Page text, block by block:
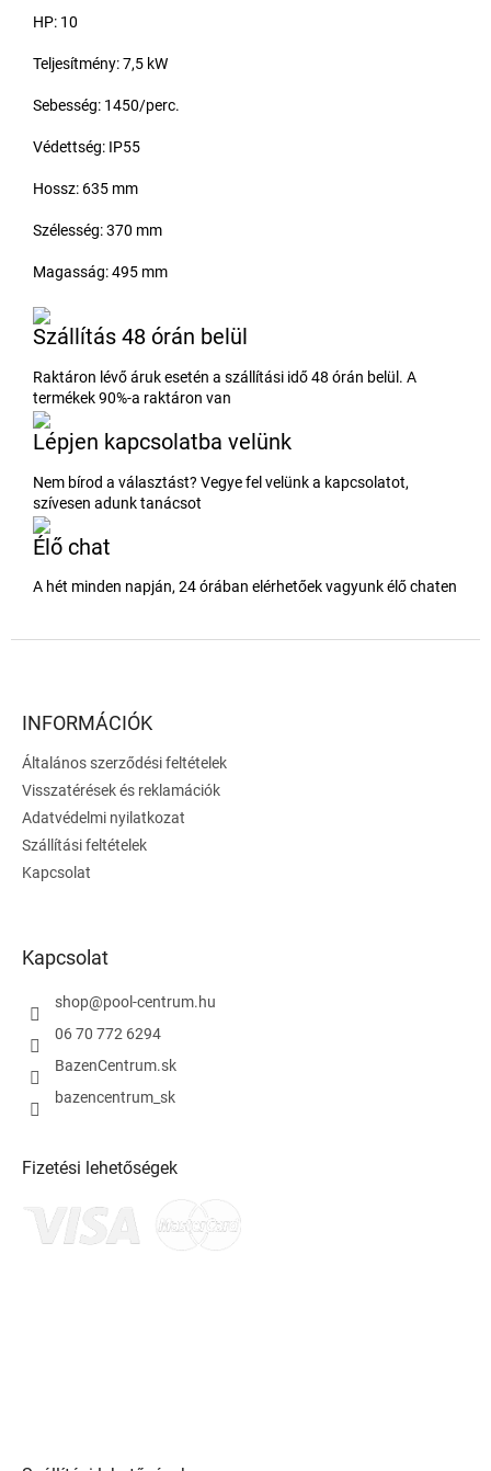
HP: 10
Teljesítmény: 7,5 kW
Sebesség: 1450/perc.
Védettség: IP55
Hossz: 635 mm
Szélesség: 370 mm
Magasság: 495 mm
Szállítás 48 órán belül
Raktáron lévő áruk esetén a szállítási idő 48 órán belül. A
termékek 90%-a raktáron van
Lépjen kapcsolatba velünk
Nem bírod a választást? Vegye fel velünk a kapcsolatot,
szívesen adunk tanácsot
Élő chat
A hét minden napján, 24 órában elérhetőek vagyunk élő chaten
INFORMÁCIÓK
Általános szerződési feltételek
Visszatérések és reklamációk
Adatvédelmi nyilatkozat
Szállítási feltételek
Kapcsolat
Kapcsolat
shop@pool-centrum.hu
06 70 772 6294
BazenCentrum.sk
bazencentrum_sk
Fizetési lehetőségek